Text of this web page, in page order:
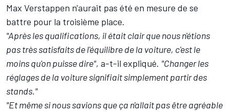
Max Verstappen n'aurait pas été en mesure de se
battre pour la troisième place.
"Après les qualifications, il était clair que nous n'étions
pas très satisfaits de l'équilibre de la voiture, c'est le
moins qu'on puisse dire", a-t-il expliqué. "Changer les
réglages de la voiture signifiait simplement partir des
stands."
"Et même si nous savions que ça n'allait pas être agréable